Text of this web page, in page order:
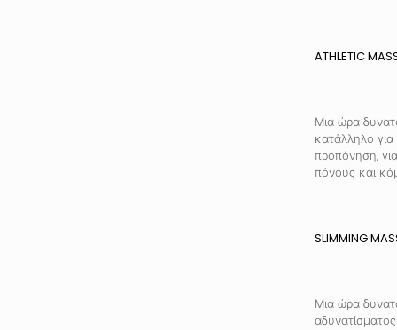
ATHLETIC
Μια ώρα
κατάλληλο
προπόνηση,
πόνους και
SLIMMING
Μια ώρα
αδυνατίσματος